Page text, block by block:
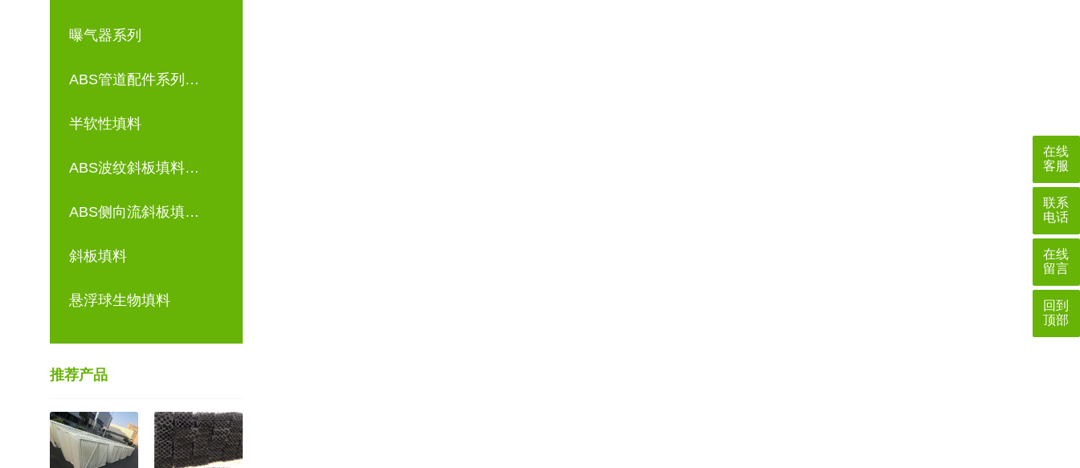
曝气器系列
ABS管道配件系列…
半软性填料
ABS波纹斜板填料…
ABS侧向流斜板填…
斜板填料
悬浮球生物填料
推荐产品
在线
客服
联系
电话
在线
留言
回到
顶部